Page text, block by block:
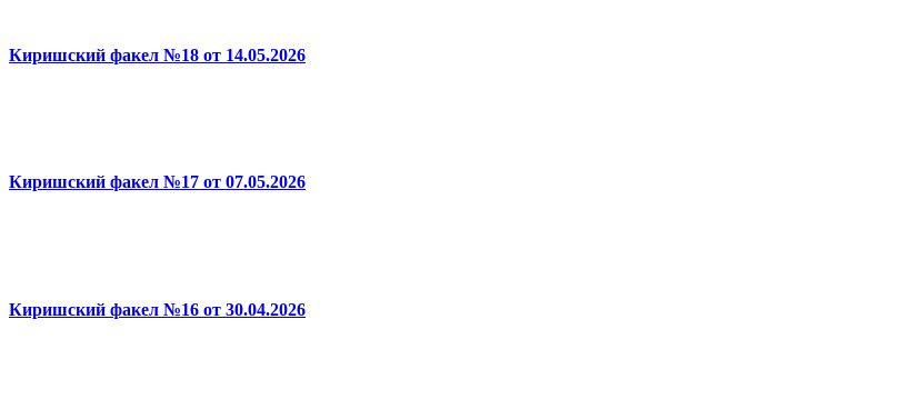
Киришский факел №18 от 14.05.2026
Киришский факел №17 от 07.05.2026
Киришский факел №16 от 30.04.2026